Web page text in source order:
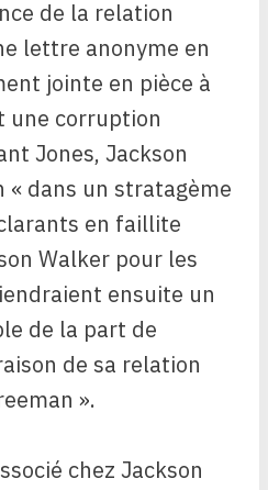
de la relation
lettre anonyme en
jointe en pièce à
une corruption
Jones, Jackson
« dans un stratagème
en faillite
Walker pour les
ensuite un
de la part de
de sa relation
».
chez Jackson